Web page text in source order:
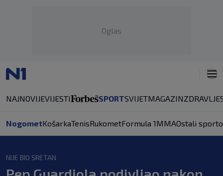
Oglas
NAJNOVIJEVIJESTI SPORTSVIJETMAGAZINZDRAVLJE
NogometKošarkaTenisRukometFormula 1MMAOstali
NIJE BIO SRETAN